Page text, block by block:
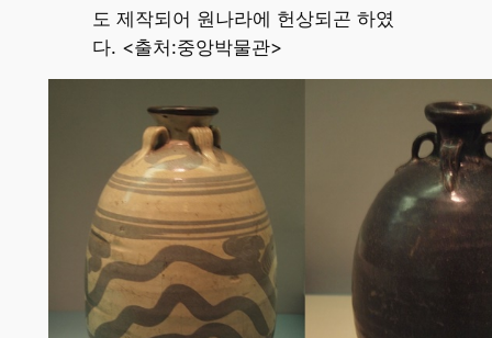
도 제작되어 원나라에 헌상되곤 하였
다. <출처:중앙박물관>